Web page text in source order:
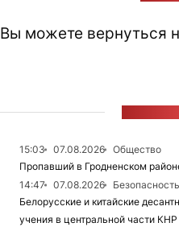
Вы можете вернуться
15:03 07.08.2026
Общество
Пропавший в Гродненском
14:47
07.08.2026
Белорусские и китайские
учения в центральной части КНР